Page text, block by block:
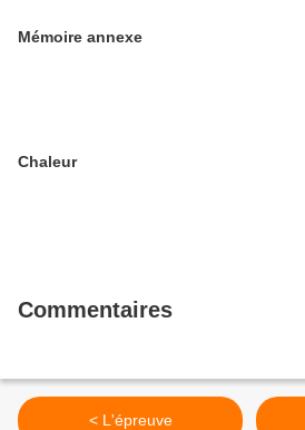
Mémoire annexe
Chaleur
Commentaires
< L'épreuve